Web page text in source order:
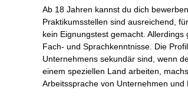
Ab 18 Jahren kannst du dich
Praktikumsstellen sind ausreichend,
kein Eignungstest gemacht.
Fach- und Sprachkenntnisse. Die
Unternehmens sekundär sind, wenn
einem speziellen Land arbeiten,
Arbeitssprache von Unternehmen und